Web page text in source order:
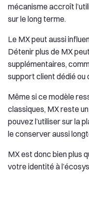
mécanisme accroît
sur le long terme.
Le MX peut aussi
Détenir plus de MX
supplémentaires,
support client dédié ou
Même si ce modèle
classiques, MX reste
pouvez l’utiliser sur la
le conserver aussi
MX est donc bien plus
votre identité à